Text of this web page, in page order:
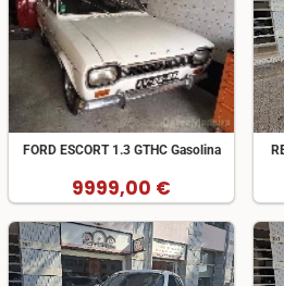
FORD ESCORT 1.3 GTHC Gasolina
9999,00 €